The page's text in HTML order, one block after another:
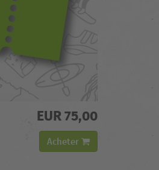
EUR 75,00
Acheter